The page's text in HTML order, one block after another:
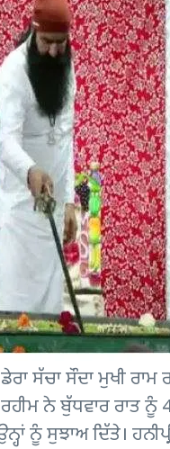
ਸੱਚਾ ਸੌਦਾ ਮੁਖੀ ਰਾਮ
ਨੇ ਬੁੱਧਵਾਰ ਰਾਤ ਨੂੰ
ਨੂੰ ਸੁਝਾਅ ਦਿੱਤੇ।